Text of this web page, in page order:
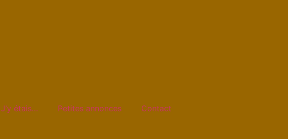
J’y étais… Petites annonces Contact